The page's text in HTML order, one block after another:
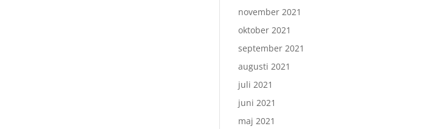
november 2021
oktober 2021
september 2021
augusti 2021
juli 2021
juni 2021
maj 2021